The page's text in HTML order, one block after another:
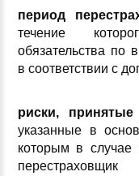
период
течение
обязательства по
в соответствии с
риски,
указанные в
которым в случае